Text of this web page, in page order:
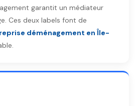
garantit un médiateur
Ces deux labels font de
déménagement en Île-